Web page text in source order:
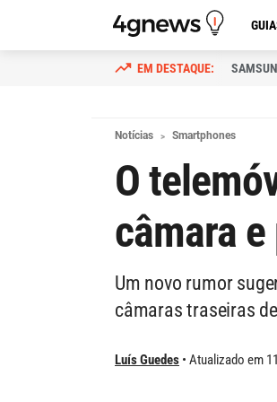
Notícias Smartphones
O
câmara
Um novo rumor
câmaras traseiras
Luís Guedes Atualizado em